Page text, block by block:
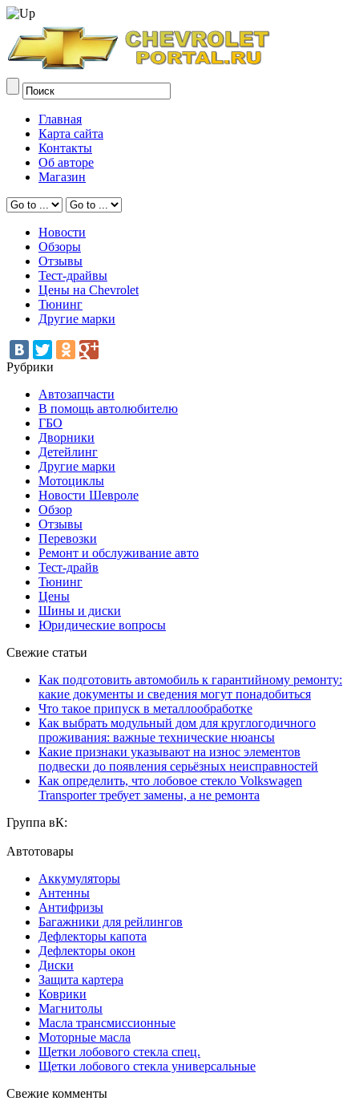
Главная
Карта сайта
Контакты
Об авторе
Магазин
Новости
Обзоры
Отзывы
Тест-драйвы
Цены на Chevrolet
Тюнинг
Другие марки
Рубрики
Автозапчасти
В помощь автолюбителю
ГБО
Дворники
Детейлинг
Другие марки
Мотоциклы
Новости Шевроле
Обзор
Отзывы
Перевозки
Ремонт и обслуживание авто
Тест-драйв
Тюнинг
Цены
Шины и диски
Юридические вопросы
Свежие статьи
Как подготовить автомобиль к гарантийному ремонту:
какие документы и сведения могут понадобиться
Что такое припуск в металлообработке
Как выбрать модульный дом для круглогодичного
проживания: важные технические нюансы
Какие признаки указывают на износ элементов
подвески до появления серьёзных неисправностей
Как определить, что лобовое стекло Volkswagen
Transporter требует замены, а не ремонта
Группа вК:
Автотовары
Аккумуляторы
Антенны
Антифризы
Багажники для рейлингов
Дефлекторы капота
Дефлекторы окон
Диски
Защита картера
Коврики
Магнитолы
Масла трансмиссионные
Моторные масла
Щетки лобового стекла спец.
Щетки лобового стекла универсальные
Свежие комменты